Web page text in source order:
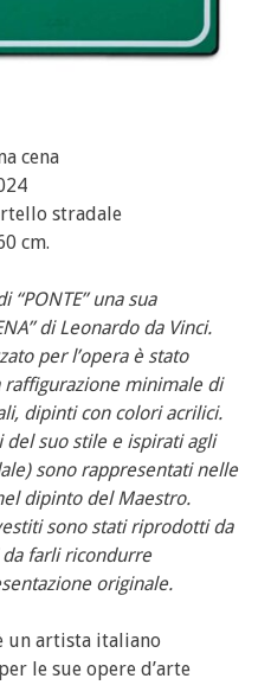
cena
stradale
cm.
“PONTE” una sua
di Leonardo da Vinci.
per l’opera è stato
raffigurazione minimale di
dipinti con colori acrilici.
del suo stile e ispirati agli
sono rappresentati nelle
dipinto del Maestro.
sono stati riprodotti da
farli ricondurre
originale.
un artista italiano
le sue opere d’arte